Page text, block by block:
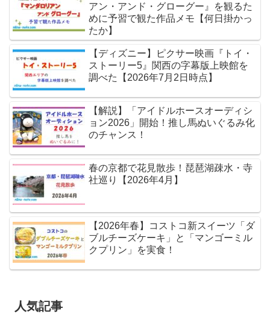
アン・アンド・グローグー』を観るた
めに予習で観た作品メモ【何日掛かっ
たか】
【ディズニー】ピクサー映画『トイ・
ストーリー5』関西の字幕版上映館を
調べた【2026年7月2日時点】
【解説】「アイドルホースオーディシ
ョン2026」開始！推し馬ぬいぐるみ化
のチャンス！
春の京都で花見散歩！琵琶湖疎水・寺
社巡り【2026年4月】
【2026年春】コストコ新スイーツ「ダ
ブルチーズケーキ」と「マンゴーミル
クプリン」を実食！
人気記事